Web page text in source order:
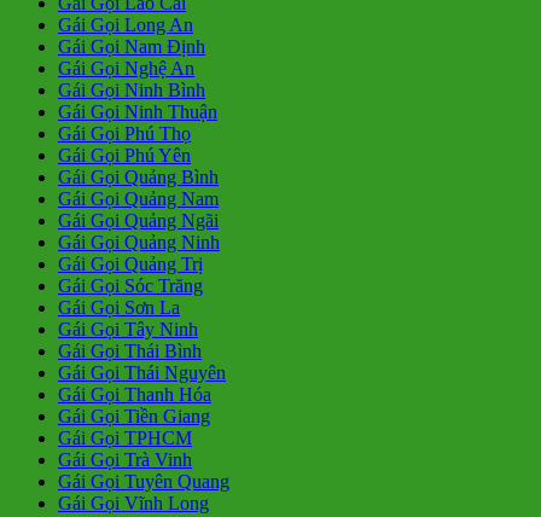
Gái Gọi Long An
Gái Gọi Nam Định
Gái Gọi Nghệ An
Gái Gọi Ninh Bình
Gái Gọi Ninh Thuận
Gái Gọi Phú Thọ
Gái Gọi Phú Yên
Gái Gọi Quảng Bình
Gái Gọi Quảng Nam
Gái Gọi Quảng Ngãi
Gái Gọi Quảng Ninh
Gái Gọi Quảng Trị
Gái Gọi Sóc Trăng
Gái Gọi Sơn La
Gái Gọi Tây Ninh
Gái Gọi Thái Bình
Gái Gọi Thái Nguyên
Gái Gọi Thanh Hóa
Gái Gọi Tiền Giang
Gái Gọi TPHCM
Gái Gọi Trà Vinh
Gái Gọi Tuyên Quang
Gái Gọi Vĩnh Long